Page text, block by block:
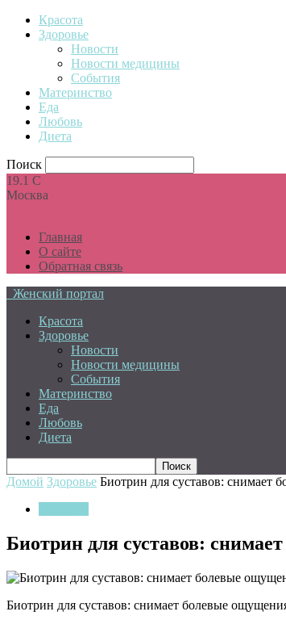
Красота
Здоровье
Новости
Новости медицины
События
Материнство
Еда
Любовь
Диета
Поиск
19.1 C
Москва
Главная
О сайте
Обратная связь
Женский портал
Красота
Здоровье
Новости
Новости медицины
События
Материнство
Еда
Любовь
Диета
Домой Здоровье Биотрин для суставов: снимает
Биотрин для суставов:
Биотрин для суставов: снимает болевые